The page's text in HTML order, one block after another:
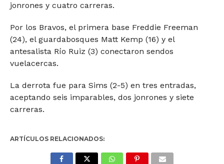
jonrones y cuatro carreras.
Por los Bravos, el primera base Freddie Freeman
(24), el guardabosques Matt Kemp (16) y el
antesalista Río Ruiz (3) conectaron sendos
vuelacercas.
La derrota fue para Sims (2-5) en tres entradas,
aceptando seis imparables, dos jonrones y siete
carreras.
ARTÍCULOS RELACIONADOS: